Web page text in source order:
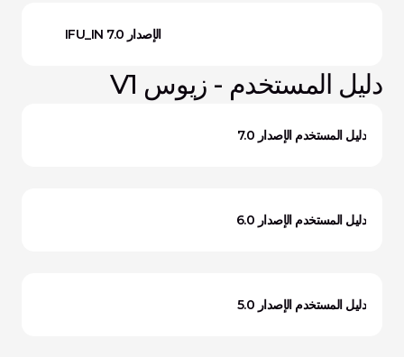
IFU_IN الإصدار 7.0
دليل المستخدم - زيوس V1
دليل المستخدم الإصدار 7.0
دليل المستخدم الإصدار 6.0
دليل المستخدم الإصدار 5.0